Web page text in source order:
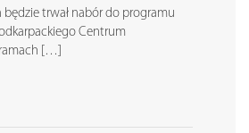
będzie trwał nabór do programu
Centrum
[…]